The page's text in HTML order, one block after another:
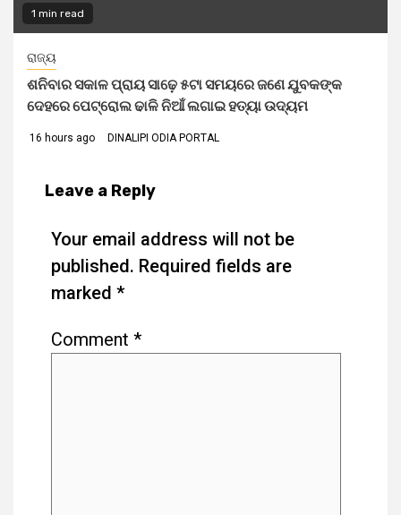
1 min read
ରାଜ୍ୟ
ଶନିବାର ସକାଳ ପ୍ରାୟ ସାଢ଼େ ୫ଟା ସମୟରେ ଜଣେ ଯୁବକଙ୍କ
ଦେହରେ ପେଟ୍ରୋଲ ଢାଳି ନିଆଁ ଲଗାଇ ହତ୍ୟା ଉଦ୍ୟମ
16 hours ago DINALIPI ODIA PORTAL
Leave a Reply
Your email address will not be
published. Required fields are
marked *
Comment *